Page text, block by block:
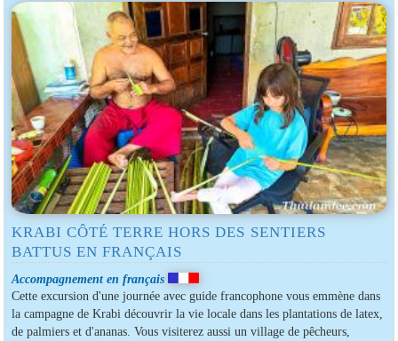
KRABI CÔTÉ TERRE HORS DES SENTIERS
BATTUS EN FRANÇAIS
Accompagnement en français
Cette excursion d'une journée avec guide francophone vous emmène dans
la campagne de Krabi découvrir la vie locale dans les plantations de latex,
de palmiers et d'ananas. Vous visiterez aussi un village de pêcheurs,